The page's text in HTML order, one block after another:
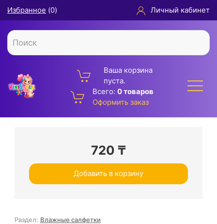
Избранное (0) Личный кабинет
Ваша корзина
пуста.
Всего: 0 товаров
Оформить заказ
720 ₸
Добавить в корзину
Раздел: Влажные салфетки